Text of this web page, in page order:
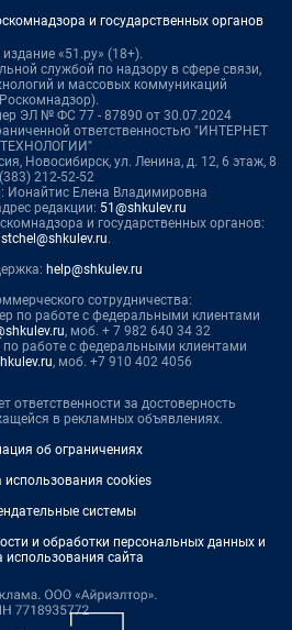
и государственных органов
издание «51.ру» (18+).
службой по надзору в сфере связи,
и массовых коммуникаций
ЭЛ № ФС 77 - 87890 от 30.07.2024
ответственностью "ИНТЕРНЕТ
ТЕХНОЛОГИИ"
Новосибирск, ул. Ленина, д. 12, 6 этаж, 8
(383) 212-52-52
Ионайтис Елена Владимировна
редакции: 51@shkulev.ru
и государственных органов:
.
help@shkulev.ru
сотрудничества:
по работе с федеральными клиентами
, моб. + 7 982 640 34 32
работе с федеральными клиентами
, моб. +7 910 402 4056
ответственности за достоверность
в рекламных объявлениях.
об ограничениях
использования cookies
системы
и обработки персональных данных и
использования сайта